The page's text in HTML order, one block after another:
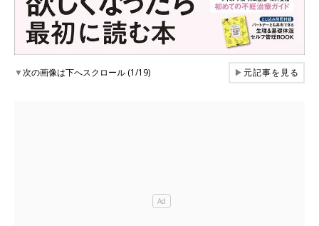
▼次の画像は下へスクロール (1/19) ▶元記事を見る